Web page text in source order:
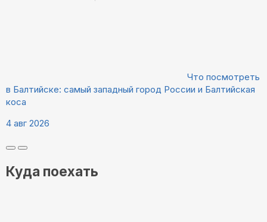
Что посмотреть
в Балтийске: самый западный город России и Балтийская
коса
4 авг 2026
Куда поехать